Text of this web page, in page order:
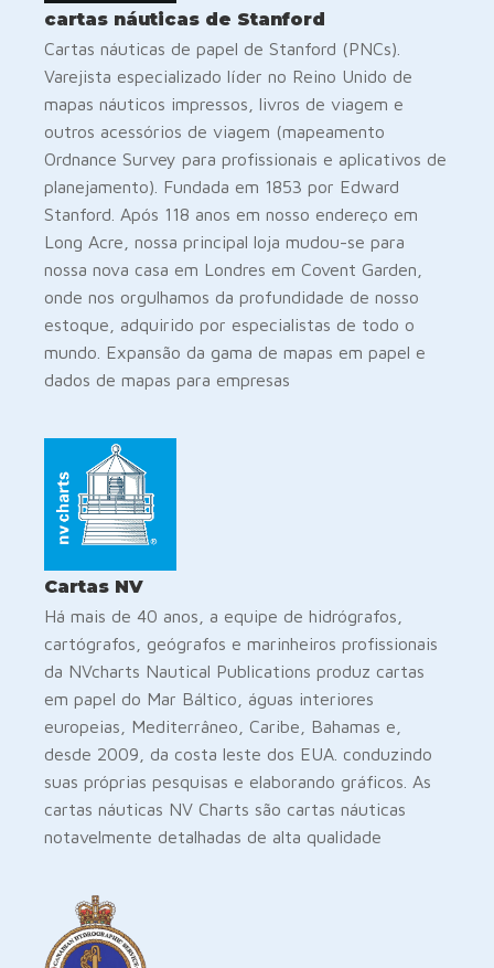
cartas náuticas de Stanford
Cartas náuticas de papel de Stanford (PNCs).
Varejista especializado líder no Reino Unido de
mapas náuticos impressos, livros de viagem e
outros acessórios de viagem (mapeamento
Ordnance Survey para profissionais e aplicativos de
planejamento). Fundada em 1853 por Edward
Stanford. Após 118 anos em nosso endereço em
Long Acre, nossa principal loja mudou-se para
nossa nova casa em Londres em Covent Garden,
onde nos orgulhamos da profundidade de nosso
estoque, adquirido por especialistas de todo o
mundo. Expansão da gama de mapas em papel e
dados de mapas para empresas
Cartas NV
Há mais de 40 anos, a equipe de hidrógrafos,
cartógrafos, geógrafos e marinheiros profissionais
da NVcharts Nautical Publications produz cartas
em papel do Mar Báltico, águas interiores
europeias, Mediterrâneo, Caribe, Bahamas e,
desde 2009, da costa leste dos EUA. conduzindo
suas próprias pesquisas e elaborando gráficos. As
cartas náuticas NV Charts são cartas náuticas
notavelmente detalhadas de alta qualidade